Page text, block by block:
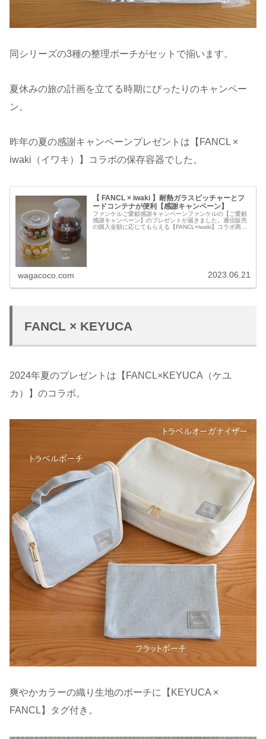
同シリーズの3種の整理ポーチがセットで揃います。
夏休みの旅の計画を立てる時期にぴったりのキャンペー
ン。
昨年の夏の感謝キャンペーンプレゼントは【FANCL ×
iwaki（イワキ）】コラボの保存容器でした。
【 FANCL × iwaki 】耐熱ガラスピッチャーとフ
ードコンテナが便利【感謝キャンペーン】
ファンケルご愛顧感謝キャンペーンファンケルの【ご愛顧
感謝キャンペーン】のプレゼントが届きました。通信販売
の購入金額に応じてもらえる【FANCL×iwaki】コラボ商品
wagacoco.com 2023.06.21
FANCL × KEYUCA
2024年夏のプレゼントは【FANCL×KEYUCA（ケユ
カ）】のコラボ。
爽やかカラーの織り生地のポーチに【KEYUCA ×
FANCL】タグ付き。